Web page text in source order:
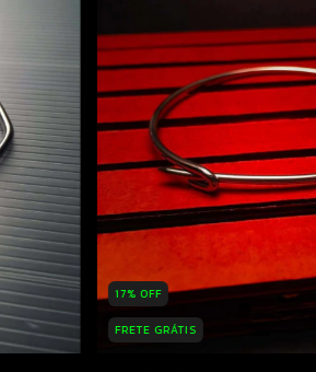
17% OFF
FRETE GRÁTIS